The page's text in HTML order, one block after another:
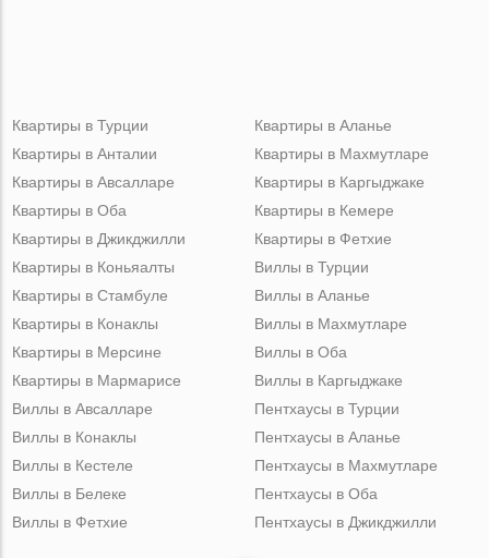
Квартиры в Турции
Квартиры в Анталии
Квартиры в Авсалларе
Квартиры в Оба
Квартиры в Джикджилли
Квартиры в Аланье
Квартиры в Махмутларе
Квартиры в Каргыджаке
Квартиры в Кемере
Квартиры в Фетхие
Квартиры в Коньяалты
Квартиры в Стамбуле
Квартиры в Конаклы
Квартиры в Мерсине
Квартиры в Мармарисе
Виллы в Турции
Виллы в Аланье
Виллы в Махмутларе
Виллы в Оба
Виллы в Каргыджаке
Виллы в Авсалларе
Виллы в Конаклы
Виллы в Кестеле
Виллы в Белеке
Виллы в Фетхие
Пентхаусы в Турции
Пентхаусы в Аланье
Пентхаусы в Махмутларе
Пентхаусы в Оба
Пентхаусы в Джикджилли